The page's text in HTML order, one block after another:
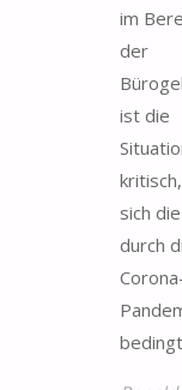
im
der
ist die
sich die
durch